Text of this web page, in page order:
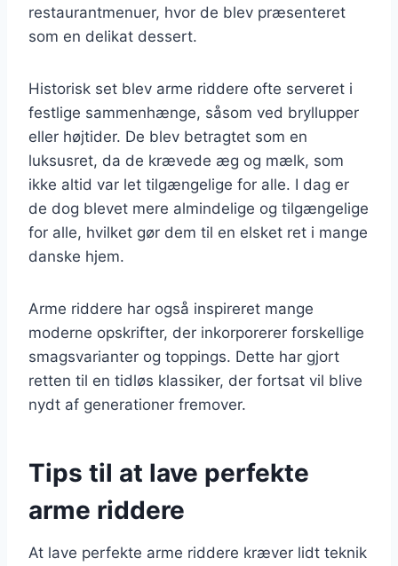
restaurantmenuer, hvor de blev præsenteret
som en delikat dessert.
Historisk set blev arme riddere ofte serveret i
festlige sammenhænge, såsom ved bryllupper
eller højtider. De blev betragtet som en
luksusret, da de krævede æg og mælk, som
ikke altid var let tilgængelige for alle. I dag er
de dog blevet mere almindelige og tilgængelige
for alle, hvilket gør dem til en elsket ret i mange
danske hjem.
Arme riddere har også inspireret mange
moderne opskrifter, der inkorporerer forskellige
smagsvarianter og toppings. Dette har gjort
retten til en tidløs klassiker, der fortsat vil blive
nydt af generationer fremover.
Tips til at lave perfekte
arme riddere
At lave perfekte arme riddere kræver lidt teknik